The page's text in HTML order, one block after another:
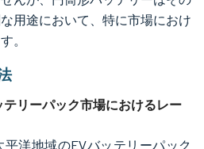
用途において、特に市場におけ
。
リーパック市場におけるレー
洋地域のEVバッテリーパック